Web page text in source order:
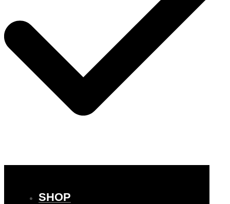
SHOP